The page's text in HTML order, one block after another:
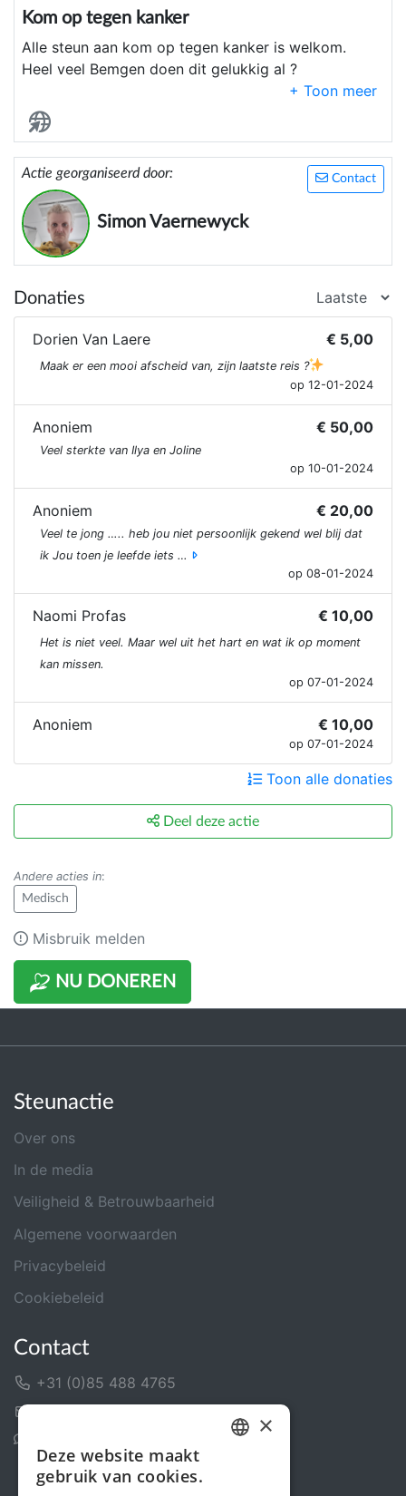
Kom op tegen kanker
Alle steun aan kom op tegen kanker is welkom.
Heel veel Bemgen doen dit gelukkig al ?
Contact
Actie georganiseerd door:
Simon Vaernewyck
NU DONEREN
Donaties
Dorien Van Laere € 5,00
Maak er een mooi afscheid van, zijn laatste reis ?
op 12-01-2024
Anoniem € 50,00
Veel sterkte van Ilya en Joline
op 10-01-2024
Anoniem € 20,00
Veel te jong ….. heb jou niet persoonlijk gekend wel blij dat
ik Jou toen je leefde iets …
op 08-01-2024
Naomi Profas € 10,00
Het is niet veel. Maar wel uit het hart en wat ik op moment
kan missen.
op 07-01-2024
Anoniem € 10,00
op 07-01-2024
Toon alle donaties
Deel deze actie
Andere acties in:
Medisch
Misbruik melden
Steunactie
Over ons
In de media
Veiligheid & Betrouwbaarheid
Algemene voorwaarden
Privacybeleid
Cookiebeleid
Contact
+31 (0)85 488 4765
×
Deze website maakt
gebruik van cookies.